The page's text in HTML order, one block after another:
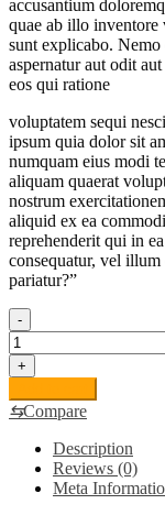
accusantium
quae ab illo inventore
sunt explicabo.
aspernatur aut odit
eos qui ratione
voluptatem sequi
ipsum quia dolor sit
numquam eius modi
aliquam quaerat
nostrum
aliquid ex ea
reprehenderit qui in
consequatur, vel
pariatur?”
-
Oil
quantity
+
⇆Compare
Description
Reviews (0)
Meta